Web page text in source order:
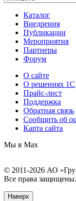
Каталог
Внедрения
Публикации
Мероприятия
Партнеры
Форум
О сайте
О решениях 1С
Прайс-лист
Поддержка
Обратная связь
Сообщить об
Карта сайта
Мы в Max
© 2011-2026 АО
Все права защищены.
Наверх